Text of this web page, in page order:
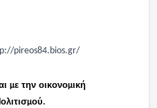
pireos84.bios.gr/
με την οικονομική
μού.